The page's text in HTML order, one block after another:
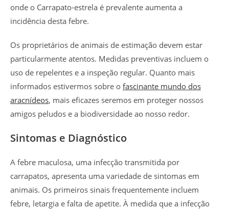
onde o Carrapato-estrela é prevalente aumenta a
incidência desta febre.
Os proprietários de animais de estimação devem estar
particularmente atentos. Medidas preventivas incluem o
uso de repelentes e a inspeção regular. Quanto mais
informados estivermos sobre o fascinante mundo dos
aracnídeos, mais eficazes seremos em proteger nossos
amigos peludos e a biodiversidade ao nosso redor.
Sintomas e Diagnóstico
A febre maculosa, uma infecção transmitida por
carrapatos, apresenta uma variedade de sintomas em
animais. Os primeiros sinais frequentemente incluem
febre, letargia e falta de apetite. À medida que a infecção